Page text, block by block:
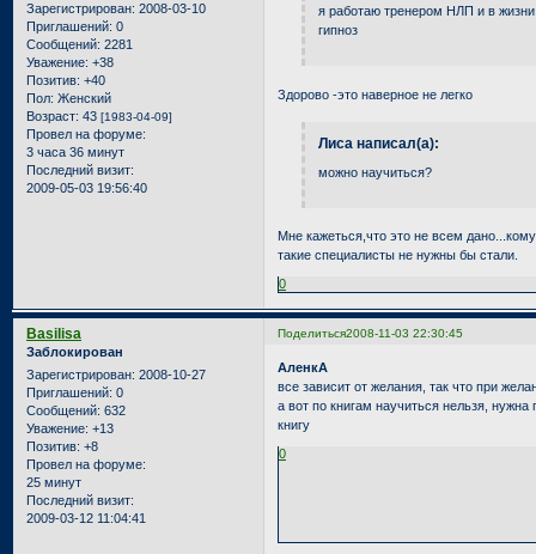
Зарегистрирован: 2008-03-10
Приглашений: 0
Сообщений: 2281
Уважение: +38
Позитив: +40
Пол: Женский
Возраст: 43 [1983-04-09]
Провел на форуме:
3 часа 36 минут
Последний визит:
2009-05-03 19:56:40
я работаю тренером НЛП и в жизни
гипноз
Здорово-это наверное не легко
Лиса написал(а):
можно научиться?
Мне кажеться,что это не всем
такие специалисты не нужны бы стали.
0
Поделиться2008-11-03 22:30:45
Basilisa
Заблокирован
Зарегистрирован: 2008-10-27
Приглашений: 0
Сообщений: 632
Уважение: +13
Позитив: +8
Провел на форуме:
25 минут
Последний визит:
2009-03-12 11:04:41
АленкА
все зависит от желания, так что при
а вот по книгам научиться нельзя, нужна
книгу
0